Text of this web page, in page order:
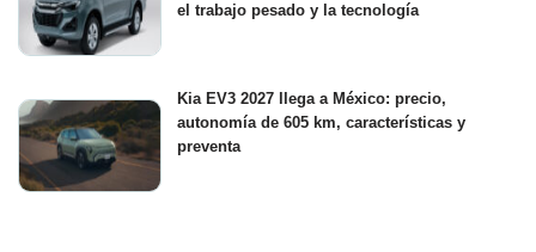
el trabajo pesado y la tecnología
Kia EV3 2027 llega a México: precio,
autonomía de 605 km, características y
preventa